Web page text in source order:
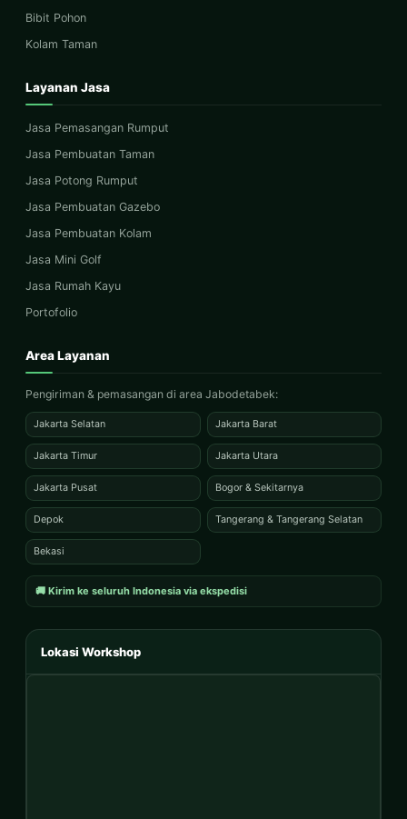
Bibit Pohon
Kolam Taman
Layanan Jasa
Jasa Pemasangan Rumput
Jasa Pembuatan Taman
Jasa Potong Rumput
Jasa Pembuatan Gazebo
Jasa Pembuatan Kolam
Jasa Mini Golf
Jasa Rumah Kayu
Portofolio
Area Layanan
Pengiriman & pemasangan di area Jabodetabek:
Jakarta Selatan Jakarta Barat
Jakarta Timur Jakarta Utara
Jakarta Pusat Bogor & Sekitarnya
Depok Tangerang & Tangerang Selatan
Bekasi
🚚 Kirim ke seluruh Indonesia via ekspedisi
Lokasi Workshop